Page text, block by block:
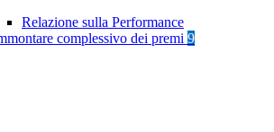
Relazione sulla Performance
complessivo dei premi 9